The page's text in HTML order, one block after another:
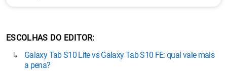
ESCOLHAS DO EDITOR
Galaxy Tab S10 Lite vs Galaxy Tab S10 FE: qual vale mais
a pena?